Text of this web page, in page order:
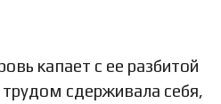
капает с ее разбитой
трудом сдерживала себя,